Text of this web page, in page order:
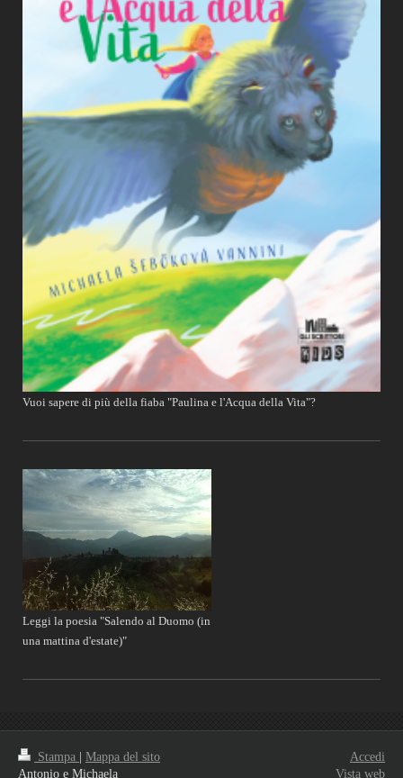
Vuoi sapere di più della fiaba "Paulina e l'Acqua della Vita"?
Leggi la poesia "Salendo al Duomo (in
una mattina d'estate)"
Stampa
Mappa del sito
Antonio e Michaela
Accedi
Vista web